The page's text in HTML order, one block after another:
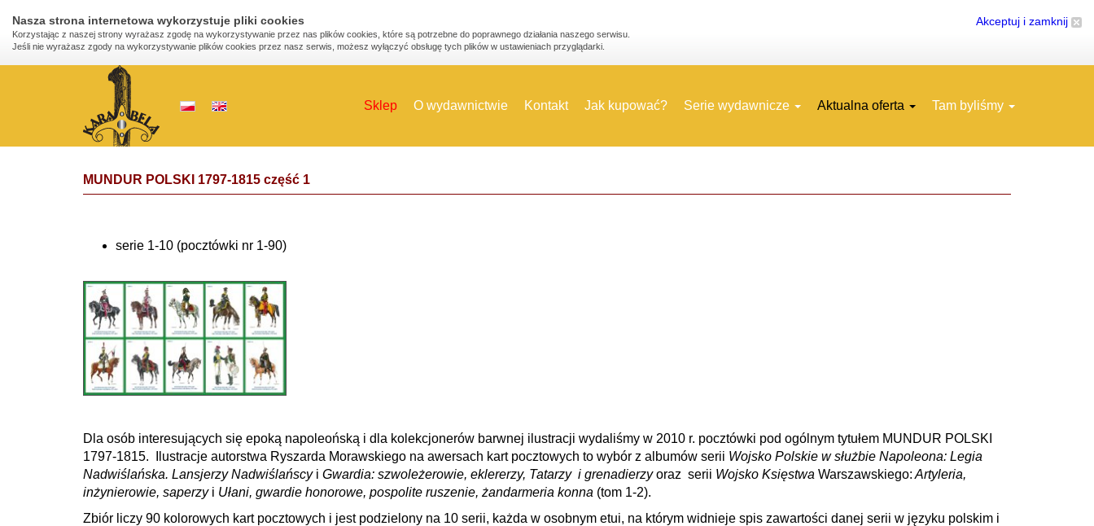
Akceptuj i zamknij
Nasza strona internetowa wykorzystuje pliki cookies
Korzystając z naszej strony wyrażasz zgodę na wykorzystywanie przez nas plików cookies, które są potrzebne do poprawnego działania naszego serwisu.
Jeśli nie wyrażasz zgody na wykorzystywanie plików cookies przez nasz serwis, możesz wyłączyć obsługę tych plików w ustawieniach przyglądarki.
Sklep O wydawnictwie Kontakt Jak kupować? Serie wydawnicze Aktualna oferta
Tam byliśmy
Start/Aktualna oferta
MUNDUR POLSKI 1797-1815 część 1
serie 1-10 (pocztówki nr 1-90)
Dla osób interesujących się epoką napoleońską i dla kolekcjonerów barwnej ilustracji wydaliśmy w 2010 r. pocztówki pod ogólnym tytułem MUNDUR POLSKI
1797-1815.
Ilustracje autorstwa Ryszarda Morawskiego na awersach kart pocztowych to wybór z albumów serii Wojsko Polskie w służbie Napoleona: Legia
Nadwiślańska. Lansjerzy Nadwiślańscy i Gwardia: szwoleżerowie, eklererzy, Tatarzy i grenadierzyoraz serii Wojsko Księstwa Warszawskiego: Artyleria,
inżynierowie, saperzyi Ułani, gwardie honorowe, pospolite ruszenie, żandarmeria konna (tom 1-2).
Zbiór liczy 90 kolorowych kart pocztowych i jest podzielony na 10 serii, każda w osobnym etui, na którym widnieje spis zawartości danej serii w języku polskim i